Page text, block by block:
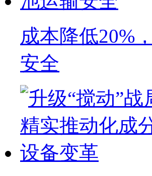
成本降低20%
安全